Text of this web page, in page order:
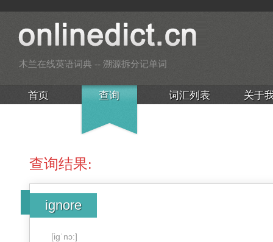
木兰在线英语词典 -- 溯源拆分记单词
首页 查询 词汇列表 关于
查询结果:
ignore
[iɡˈnɔ:]